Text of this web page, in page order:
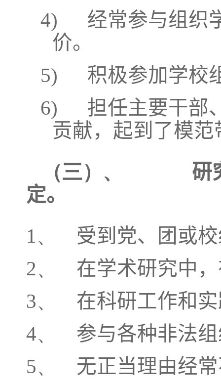
4)
经常参与组织
价。
5)
积极参加学校
6)
担任主要干部
贡献，起到了模范
（三）、
研
定。
1、
受到党、团或
2、
在学术研究中
3、
在科研工作和
4、
参与各种非法
5、
无正当理由经